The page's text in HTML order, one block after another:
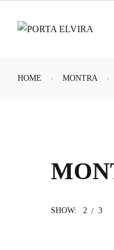
HOME MONTRA
SHOW: 2 3